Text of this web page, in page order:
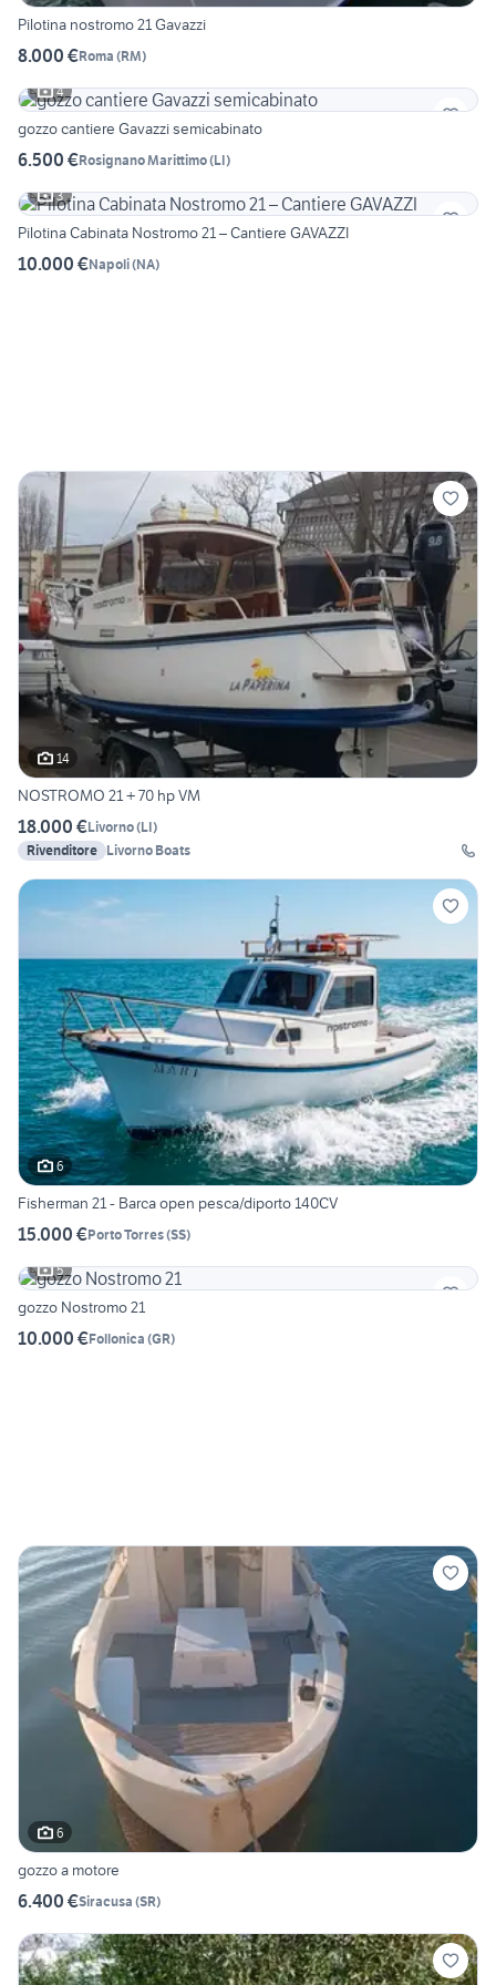
Pilotina nostromo 21 Gavazzi
8.000 €Roma (RM)
4
gozzo cantiere Gavazzi semicabinato
6.500 €Rosignano Marittimo(LI)
3
Pilotina Cabinata Nostromo 21 – Cantiere GAVAZZI
10.000 €Napoli(NA)
14
NOSTROMO 21 + 70 hp VM
18.000 €Livorno(LI)
Rivenditore Livorno Boats
6
Fisherman 21 - Barca open pesca/diporto 140CV
15.000 €Porto Torres(SS)
5
gozzo Nostromo 21
10.000 €Follonica (GR)
6
gozzo a motore
6.400 €Siracusa (SR)